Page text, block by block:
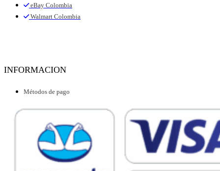
eBay Colombia
Walmart Colombia
INFORMACION
Métodos de pago